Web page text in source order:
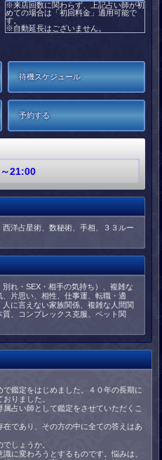
※来店回数に関わらず、上記占い師が初
めての場合は「初回料金」適用可能で
す。
※自動延長はございません。
待機スケジュール
予約する
21:00
西洋占星術、数秘術、手相、３３ルー
れ・SEX・相手の気持ち）、複雑な
片思い、相性、仕事運、転職・適
に言えない家族関係、複雑な人間関
、コンプレックス克服、ペット関
鑑定をはじめました。４０年の長期に
りました。
占い師として鑑定をさせていただくこ
であり、その方の中に全ての答えはあ
しょうか。
に変わろうとするものです。悩みは、